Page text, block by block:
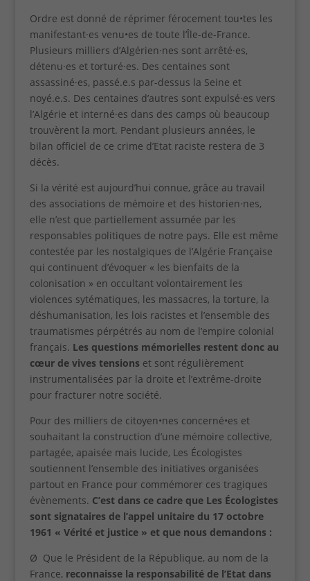
Ordre est donné de réprimer férocement tou•tes les
manifestant·es venu•es de toute l’Île-de-France.
Plusieurs milliers d’Algérien·nes sont arrêté·es,
détenu·es et torturé·es. Des centaines sont
assassiné·es, passé.e.s par-dessus la Seine et
noyé.e.s. Des centaines d’autres sont expulsé·es vers
l’Algérie et interné·es dans des camps où beaucoup
trouvèrent la mort. Pendant plusieurs années, le
bilan officiel de ce crime d’Etat raciste restera de 3
décès.
Si la vérité est aujourd’hui connue, grâce au travail
des associations de mémoire et des historien·nes,
elle n’est que partiellement assumée par les
responsables politiques de notre pays. Elle est même
contestée par les nostalgiques de l’Algérie Française
qui continuent d’évoquer « les bienfaits de la
colonisation » en occultant volontairement les
violences sytématiques, les massacres, la torture, la
déshumanisation, les lois racistes et l’ensemble des
traumatismes pérpétrés au nom de l’empire colonial
français. Les questions mémorielles restent donc au
cœur de vives tensions et sont régulièrement
instrumentalisées par la droite et l’extrême-droite
pour fracturer notre société.
Pour des milliers de citoyen•nes concerné•es et
souhaitant la construction d’une mémoire collective,
partagée, apaisée mais lucide, Les Écologistes
soutiennent l’ensemble des initiatives organisées
partout en France pour commémorer ces tragiques
évènements. C’est dans ce cadre que Les Écologistes
sont signataires de l’appel unitaire du 17 octobre
1961 « Vérité et justice » et que nous demandons :
Ø Que le Président de la République, au nom de la
France, reconnaisse la responsabilité de l’Etat dans